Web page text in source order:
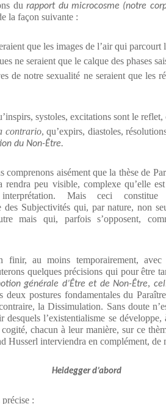
durapport du microcosme (notre
la façon suivante :
que les images de l’air qui parcourt
ne seraient que le calque des phases
de notre sexualité ne seraient que les
systoles, excitations sont le
contrario, qu’expirs, diastoles,
du Non-Être.
aisément que la thèse de
peu visible, complexe qu’elle
Mais ceci constitue
des Subjectivités qui, par nature, non
mais qui, parfois s’opposent,
au moins temporairement, avec
quelques précisions qui pour être
générale d’Être et de Non-Être,
deux postures fondamentales du
la Dissimulation. Sans doute
desquels l’existentialisme se
chacun à leur manière, sur ce
Husserl interviendra en complément, de
Heidegger d’abord
: